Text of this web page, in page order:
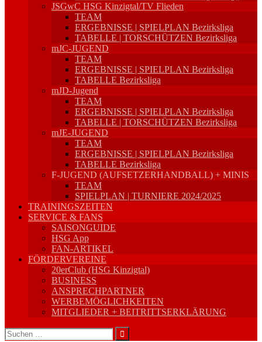
JSGwC HSG Kinzigtal/TV Flieden
TEAM
ERGEBNISSE | SPIELPLAN Bezirksliga
TABELLE | TORSCHÜTZEN Bezirksliga
mJC-JUGEND
TEAM
ERGEBNISSE | SPIELPLAN Bezirksliga
TABELLE Bezirksliga
mJD-Jugend
TEAM
ERGEBNISSE | SPIELPLAN Bezirksliga
TABELLE | TORSCHÜTZEN Bezirksliga
mJE-JUGEND
TEAM
ERGEBNISSE | SPIELPLAN Bezirksliga
TABELLE Bezirksliga
F-JUGEND (AUFSETZERHANDBALL) + MINIS
TEAM
SPIELPLAN | TURNIERE 2024/2025
TRAININGSZEITEN
SERVICE & FANS
SAISONGUIDE
HSG App
FAN-ARTIKEL
FÖRDERVEREINE
20erClub (HSG Kinzigtal)
BUSINESS
ANSPRECHPARTNER
WERBEMÖGLICHKEITEN
MITGLIEDER + BEITRITTSERKLÄRUNG
Suchen